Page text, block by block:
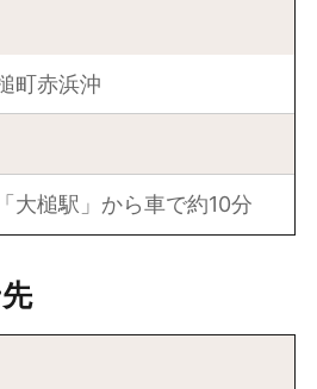
町赤浜沖
大槌駅」から車で約10分